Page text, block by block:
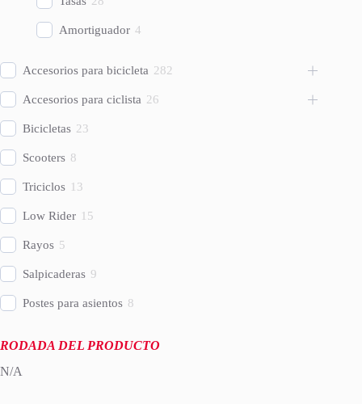
Amortiguador 4
Accesorios para bicicleta 282
Accesorios para ciclista 26
Bicicletas 23
Scooters 8
Triciclos 13
Low Rider 15
Rayos 5
Salpicaderas 9
Postes para asientos 8
RODADA DEL PRODUCTO
N/A